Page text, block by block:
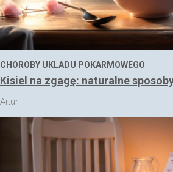
CHOROBY UKLADU POKARMOWEGO
Kisiel na zgagę: naturalne
Artur